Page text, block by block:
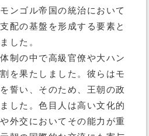
ンゴル帝国の統治において
配の基盤を形成する要素と
した。
制の中で高級官僚や大ハン
を果たしました。彼らはモ
誓い、そのため、王朝の政
した。色目人は高い文化的
外交においてその能力が重